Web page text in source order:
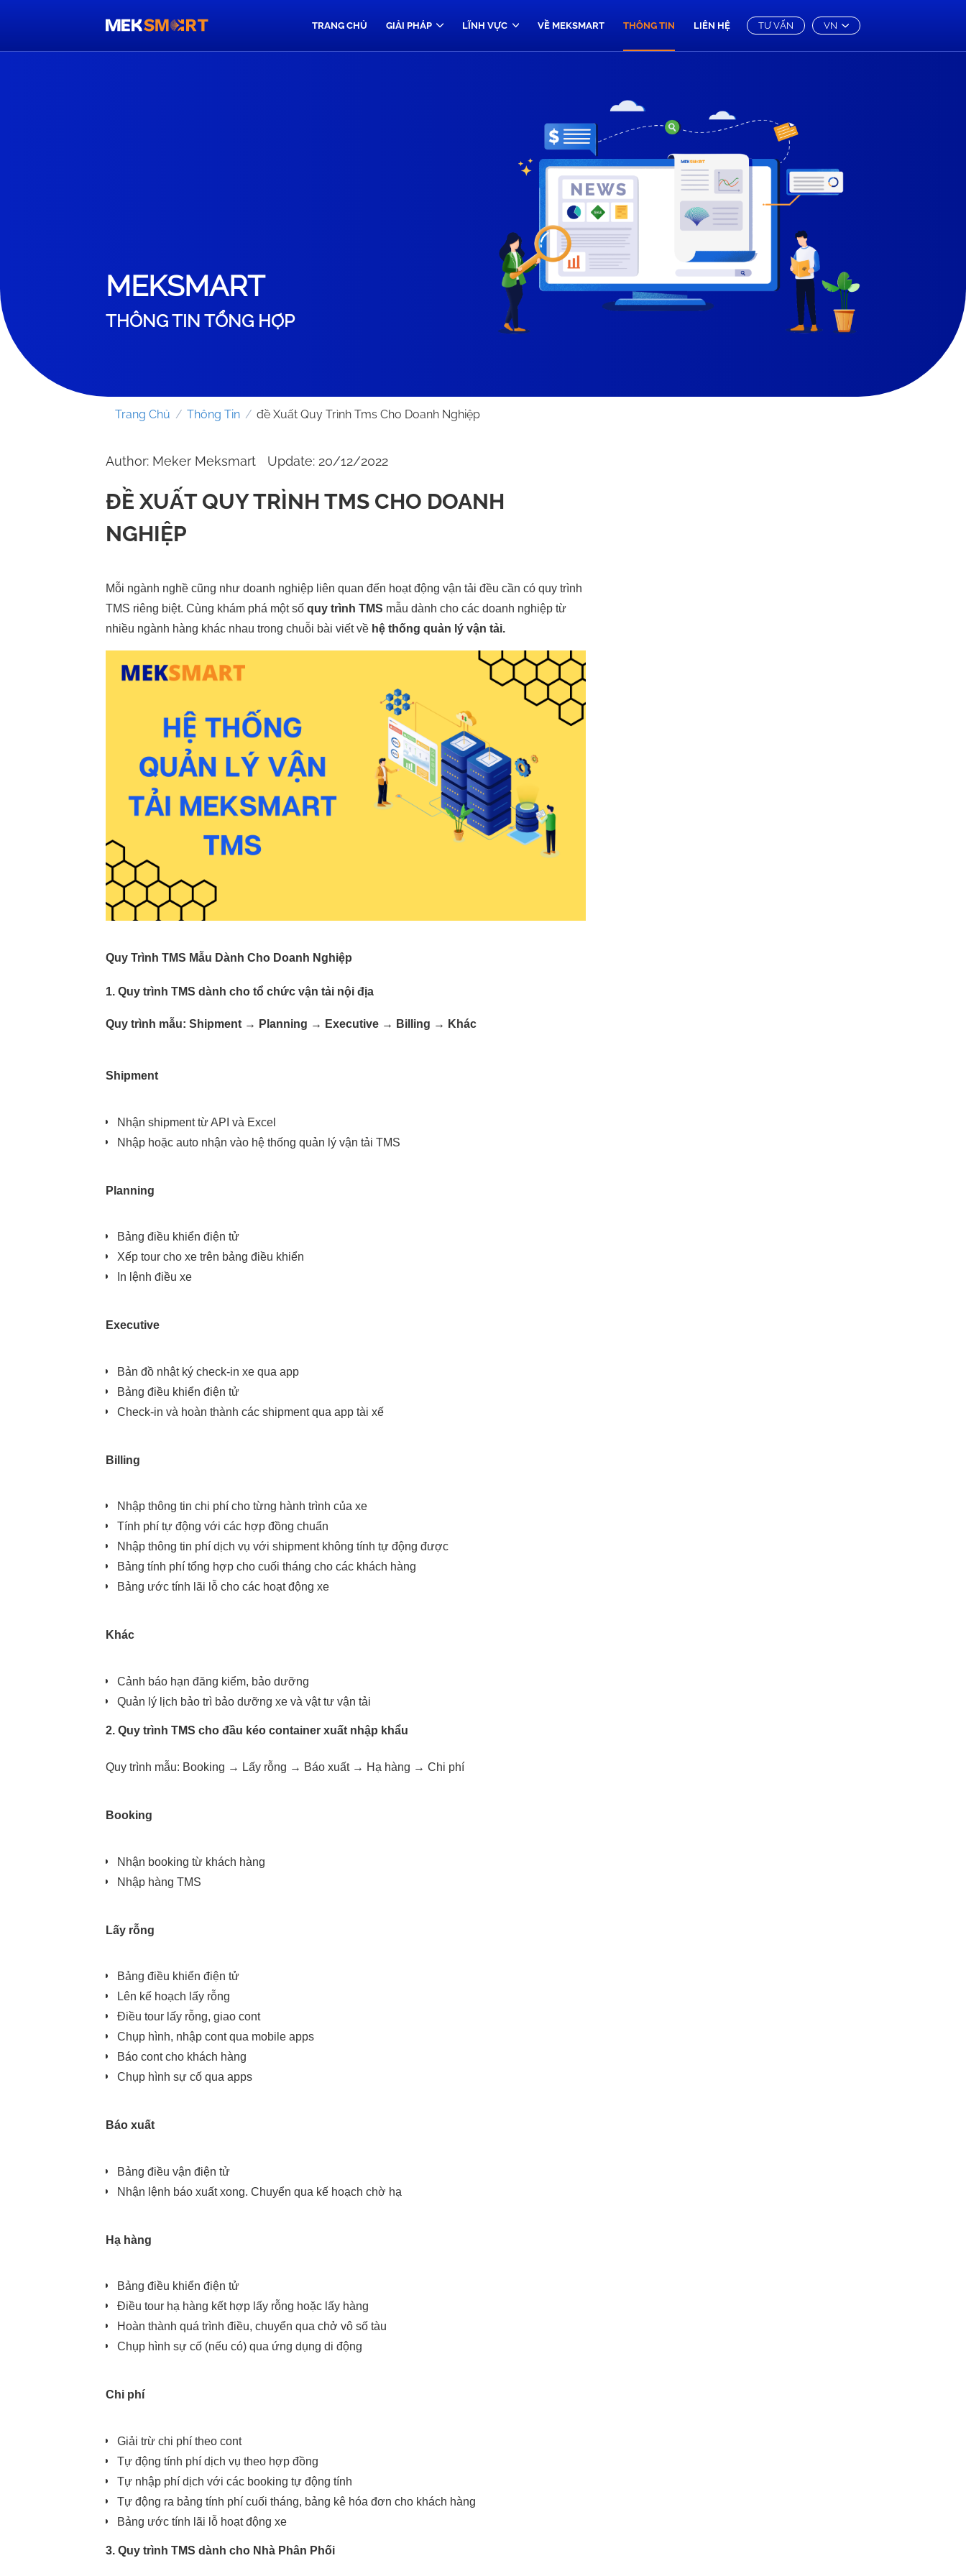
TRANG CHỦ GIẢI PHÁP LĨNH VỰC VỀ MEKSMART THÔNG TIN LIÊN HỆ TƯ VẤN VN
MEKSMART
THÔNG TIN TỔNG HỢP
Trang Chủ / Thông Tin / đề Xuất Quy Trình Tms Cho Doanh Nghiệp
Author: Meker Meksmart Update: 20/12/2022
ĐỀ XUẤT QUY TRÌNH TMS CHO DOANH
NGHIỆP
Mỗi ngành nghề cũng như doanh nghiệp liên quan đến hoạt động vận tải đều cần có quy trình
TMS riêng biệt. Cùng khám phá một số quy trình TMS mẫu dành cho các doanh nghiệp từ
nhiều ngành hàng khác nhau trong chuỗi bài viết về hệ thống quản lý vận tải.
Quy Trình TMS Mẫu Dành Cho Doanh Nghiệp
1. Quy trình TMS dành cho tổ chức vận tải nội địa
Quy trình mẫu: Shipment → Planning → Executive → Billing → Khác
Shipment
Nhận shipment từ API và Excel
Nhập hoặc auto nhận vào hệ thống quản lý vận tải TMS
Planning
Bảng điều khiển điện tử
Xếp tour cho xe trên bảng điều khiển
In lệnh điều xe
Executive
Bản đồ nhật ký check-in xe qua app
Bảng điều khiển điện tử
Check-in và hoàn thành các shipment qua app tài xế
Billing
Nhập thông tin chi phí cho từng hành trình của xe
Tính phí tự động với các hợp đồng chuẩn
Nhập thông tin phí dịch vụ với shipment không tính tự động được
Bảng tính phí tổng hợp cho cuối tháng cho các khách hàng
Bảng ước tính lãi lỗ cho các hoạt động xe
Khác
Cảnh báo hạn đăng kiểm, bảo dưỡng
Quản lý lịch bảo trì bảo dưỡng xe và vật tư vận tải
2. Quy trình TMS cho đầu kéo container xuất nhập khẩu
Quy trình mẫu: Booking → Lấy rỗng → Báo xuất → Hạ hàng → Chi phí
Booking
Nhận booking từ khách hàng
Nhập hàng TMS
Lấy rỗng
Bảng điều khiển điện tử
Lên kế hoạch lấy rỗng
Điều tour lấy rỗng, giao cont
Chụp hình, nhập cont qua mobile apps
Báo cont cho khách hàng
Chụp hình sự cố qua apps
Báo xuất
Bảng điều vận điện tử
Nhận lệnh báo xuất xong. Chuyển qua kế hoạch chờ hạ
Hạ hàng
Bảng điều khiển điện tử
Điều tour hạ hàng kết hợp lấy rỗng hoặc lấy hàng
Hoàn thành quá trình điều, chuyển qua chở vô số tàu
Chụp hình sự cố (nếu có) qua ứng dụng di động
Chi phí
Giải trừ chi phí theo cont
Tự động tính phí dịch vụ theo hợp đồng
Tự nhập phí dịch với các booking tự động tính
Tự động ra bảng tính phí cuối tháng, bảng kê hóa đơn cho khách hàng
Bảng ước tính lãi lỗ hoạt động xe
3. Quy trình TMS dành cho Nhà Phân Phối
Make it easy
Hãy cùng nhau
Giải quyết thông minh
Những vấn đề của bạn